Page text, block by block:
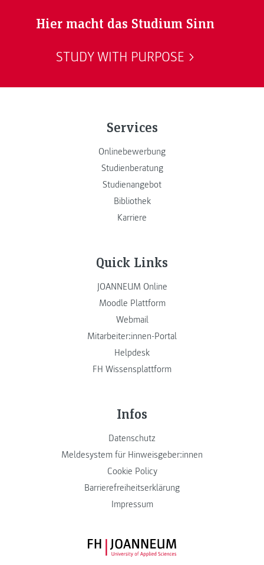
Hier macht das Studium Sinn
STUDY WITH PURPOSE
Services
Onlinebewerbung
Studienberatung
Studienangebot
Bibliothek
Karriere
Quick Links
JOANNEUM Online
Moodle Plattform
Webmail
Mitarbeiter:innen-Portal
Helpdesk
FH Wissensplattform
Infos
Datenschutz
Meldesystem für Hinweisgeber:innen
Cookie Policy
Barrierefreiheitserklärung
Impressum
FH JOANNEUM Logo